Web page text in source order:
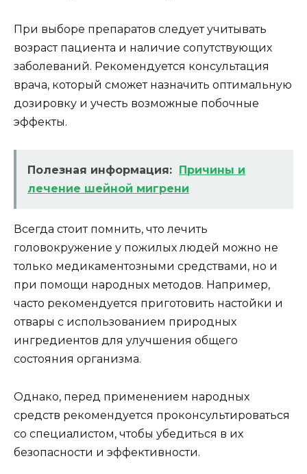
При выборе препаратов следует учитывать
возраст пациента и наличие сопутствующих
заболеваний. Рекомендуется консультация
врача, который сможет назначить оптимальную
дозировку и учесть возможные побочные
эффекты.
Полезная информация:
Причины и
лечение шейной мигрени
Всегда стоит помнить, что лечить
головокружение у пожилых людей можно не
только медикаментозными средствами, но и
при помощи народных методов. Например,
часто рекомендуется приготовить настойки и
отвары с использованием природных
ингредиентов для улучшения общего
состояния организма.
Однако, перед применением народных
средств рекомендуется проконсультироваться
со специалистом, чтобы убедиться в их
безопасности и эффективности.